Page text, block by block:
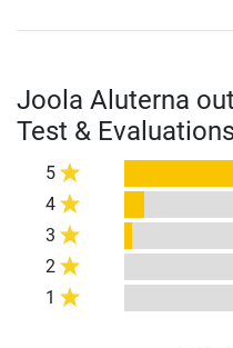
Joola Aluterna
Test &
5
4
3
2
1